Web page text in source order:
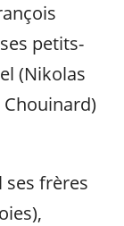
petits-
(Nikolas
ses frères